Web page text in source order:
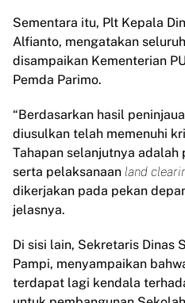
Sementara itu, Plt Kepala
Alfianto, mengatakan
disampaikan Kementerian
Pemda Parimo.
“Berdasarkan hasil
diusulkan telah memenuhi
Tahapan selanjutnya adalah
serta pelaksanaan land
dikerjakan pada pekan
jelasnya.
Di sisi lain, Sekretaris Dinas
Pampi, menyampaikan
terdapat lagi kendala